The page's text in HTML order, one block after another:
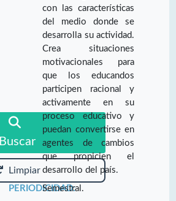
Buscar
Limpiar
con las características
del medio donde se
desarrolla su actividad.
Crea situaciones
motivacionales para
que los educandos
participen racional y
activamente en su
proceso educativo y
puedan convertirse en
agentes de cambios
que propicien el
desarrollo del país.
PERIODICIDAD:
Semestral.